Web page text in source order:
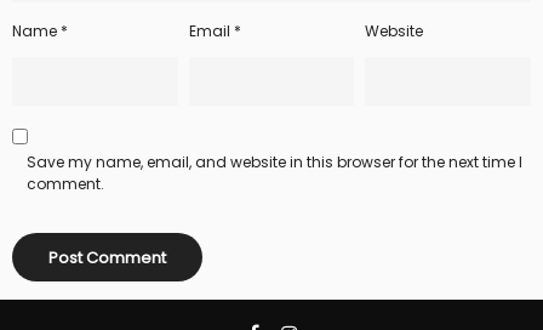
Name * Email * Website
Save my name, email, and website in this browser for the next time I
comment.